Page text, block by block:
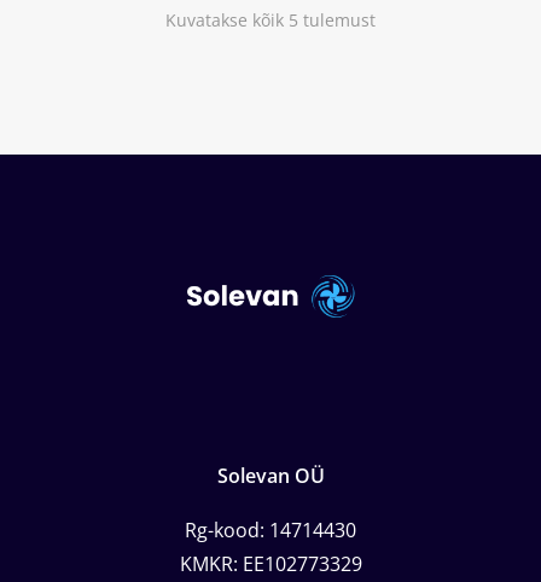
Kuvatakse kõik 5 tulemust
Solevan OÜ
Rg-kood: 14714430
KMKR: EE102773329